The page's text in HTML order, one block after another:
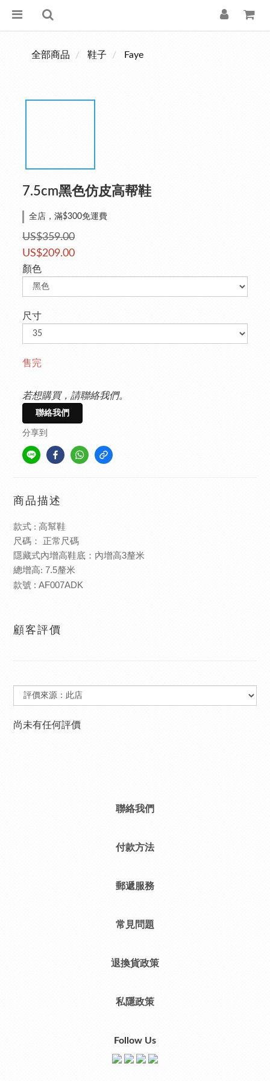
全部商品 鞋子 Faye
7.5cm黑色仿皮高帮鞋
全店，滿$300免運費
US$359.00
US$209.00
顏色
尺寸
售完
若想購買，請聯絡我們。
聯絡我們
分享到
商品描述
款式 : 高幫鞋
尺碼：
正常尺碼
隱藏式內增高鞋底：內增高3釐米
總增高: 7.5釐米
款號 : AF007ADK
顧客評價
尚未有任何評價
聯絡我們
付款方法
郵遞服務
常見問題
退換貨政策
私隱政策
Follow Us